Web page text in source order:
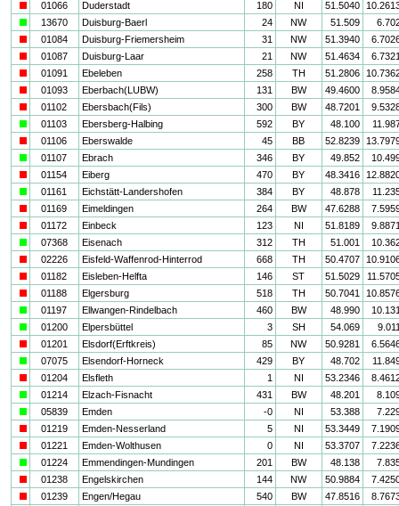
01066 Duderstadt 180 NI 51.5040
13670 Duisburg-Baerl 24 NW 51.509
01084 Duisburg-Friemersheim 31 NW 51.3940
01087 Duisburg-Laar 21 NW 51.4634
01091 Ebeleben 258 TH 51.2806
01093 Eberbach(LUBW) 131 BW 49.4600
01102 Ebersbach(Fils) 300 BW 48.7201
01103 Ebersberg-Halbing 592 BY 48.100
01106 Eberswalde 45 BB 52.8239
01107 Ebrach 346 BY 49.852
01154 Eiberg 470 BY 48.3416
01161 Eichstätt-Landershofen 384 BY 48.878
01169 Eimeldingen 264 BW 47.6288
01172 Einbeck 123 NI 51.8189
07368 Eisenach 312 TH 51.001
02226 Eisfeld-Waffenrod-Hinterrod 668 TH 50.4707
01182 Eisleben-Helfta 146 ST 51.5029
01188 Elgersburg 518 TH 50.7041
01197 Ellwangen-Rindelbach 460 BW 48.990
01200 Elpersbüttel 3 SH 54.069
01201 Elsdorf(Erftkreis) 85 NW 50.9281
07075 Elsendorf-Horneck 429 BY 48.702
01204 Elsfleth 1 NI 53.2346
01214 Elzach-Fisnacht 431 BW 48.201
05839 Emden -0 NI 53.388
01219 Emden-Nesserland 5 NI 53.3449
01221 Emden-Wolthusen 0 NI 53.3707
01224 Emmendingen-Mundingen 201 BW 48.138
01238 Engelskirchen 144 NW 50.9884
01239 Engen/Hegau 540 BW 47.8516